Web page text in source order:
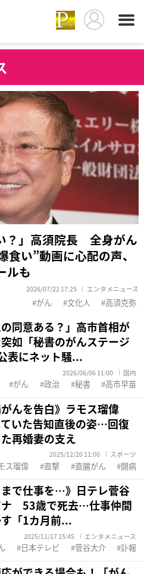
？」高須院長 全身がん
い”動画に心配の声、
ルも
2026/07/22 17:25 エンタメニュース
がん 文化人 高須克弥
の同意ある？」高市首相が
如「秘書のがんステージ
表にネット騒...
2026/06/06 11:00 国内
がん 政治 秘書 高市早苗
がんを告白》ラモス瑠偉
いた告知直後の姿…回復
再婚妻の支え
2025/12/20 11:00 スポーツ
ス瑠偉 直撃 直腸がん 闘病
まで仕事を…》日テレ菅谷
ナ 53歳で死去…仕事仲間
「1カ月前...
2025/11/17 15:45 エンタメニュース
日本テレビ 菅谷大介 訃報